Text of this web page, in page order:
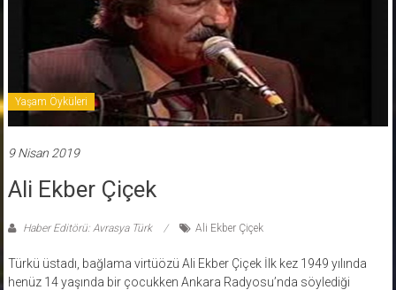
Yaşam Öyküleri
9 Nisan 2019
Ali Ekber Çiçek
Haber Editörü: Avrasya Türk Ali Ekber Çiçek
Türkü üstadı, bağlama virtüözü Ali Ekber Çiçek İlk kez 1949 yılında
henüz 14 yaşında bir çocukken Ankara Radyosu’nda söylediği